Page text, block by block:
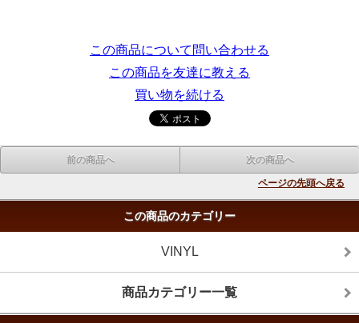
この商品について問い合わせる
この商品を友達に教える
買い物を続ける
前の商品へ 次の商品へ
ページの先頭へ戻る
この商品のカテゴリー
VINYL
商品カテゴリー一覧